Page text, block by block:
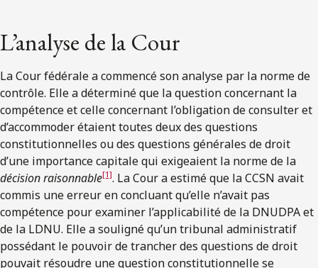
L’analyse de la Cour
La Cour fédérale a commencé son analyse par la norme de
contrôle. Elle a déterminé que la question concernant la
compétence et celle concernant l’obligation de consulter et
d’accommoder étaient toutes deux des questions
constitutionnelles ou des questions générales de droit
d’une importance capitale qui exigeaient la norme de la
décision raisonnable[1]. La Cour a estimé que la CCSN avait
commis une erreur en concluant qu’elle n’avait pas
compétence pour examiner l’applicabilité de la DNUDPA et
de la LDNU. Elle a souligné qu’un tribunal administratif
possédant le pouvoir de trancher des questions de droit
pouvait résoudre une question constitutionnelle se